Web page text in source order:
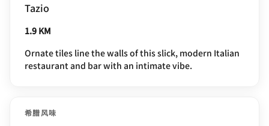
Tazio
1.9 KM
Ornate tiles line the walls of this slick, modern Italian
restaurant and bar with an intimate vibe.
希腊风味